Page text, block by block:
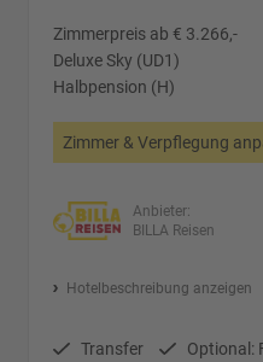
Zimmerpreis ab € 3.266,-
Deluxe Sky (UD1)
Halbpension (H)
Zimmer & Verpflegung
Anbieter:
BILLA Reisen
Hotelbeschreibung anzeigen
Transfer Optional: